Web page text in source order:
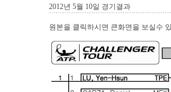
2012년 5월 10일 경기결과
원본을 클릭하시면 큰화면을 보실수